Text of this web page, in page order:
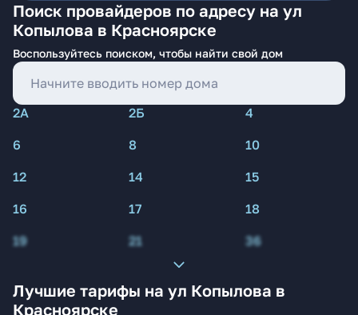
Поиск провайдеров по адресу на ул
Копылова в Красноярске
Воспользуйтесь поиском, чтобы найти свой дом
2А 2Б
4
6
8
10
12
14
15
16
17
18
19
21 36
Лучшие тарифы на ул Копылова в
Красноярске